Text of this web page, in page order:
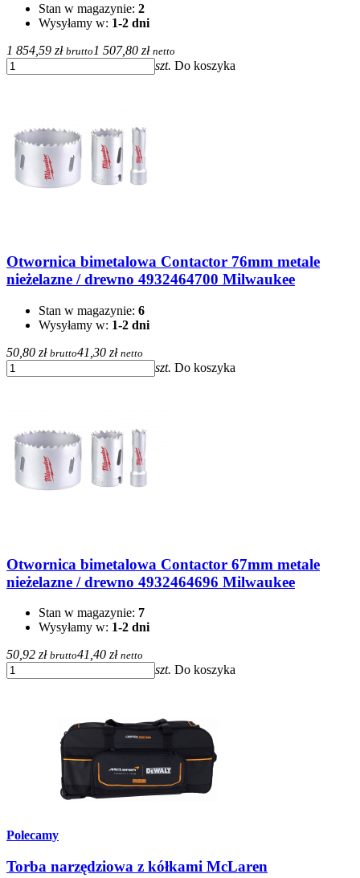
Stan w magazynie: 2
Wysyłamy w: 1-2 dni
1 854,59 zł brutto 1 507,80 zł netto
szt. Do koszyka
Otwornica bimetalowa Contactor 76mm metale
nieżelazne / drewno 4932464700 Milwaukee
Stan w magazynie: 6
Wysyłamy w: 1-2 dni
50,80 zł brutto41,30 zł netto
szt. Do koszyka
Otwornica bimetalowa Contactor 67mm metale
nieżelazne / drewno 4932464696 Milwaukee
Stan w magazynie: 7
Wysyłamy w: 1-2 dni
50,92 zł brutto41,40 zł netto
szt. Do koszyka
Polecamy
Torba narzędziowa z kółkami McLaren